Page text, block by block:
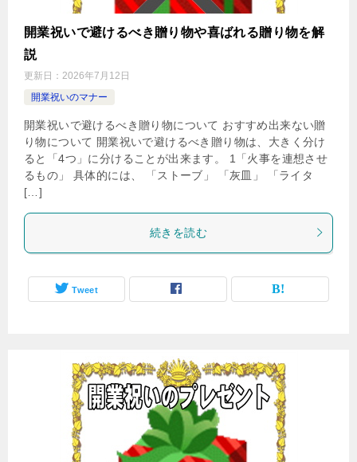
開業祝いで避けるべき贈り物や喜ばれる贈り物を解
説
更新日： 2026年7月12日
開業祝いのマナー
開業祝いで避けるべき贈り物について おすすめ出来ない贈
り物について 開業祝いで避けるべき贈り物は、大きく分け
ると「4つ」に分けることが出来ます。 1「火事を連想させ
るもの」 具体的には、 「ストーブ」 「灰皿」 「ライタ
[…]
続きを読む
Tweet